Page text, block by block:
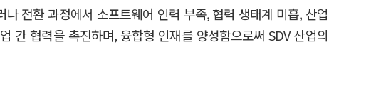
전환 과정에서 소프트웨어 인력 부족, 협력 생태계 미흡, 산업
간 협력을 촉진하며, 융합형 인재를 양성함으로써 SDV 산업의